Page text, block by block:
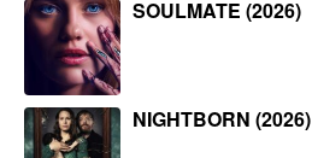
SOULMATE (2026)
NIGHTBORN (2026)